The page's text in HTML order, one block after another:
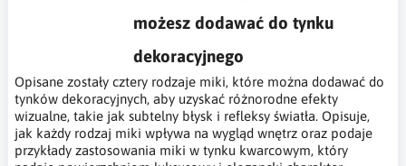
możesz dodawać do tynku
dekoracyjnego
Opisane zostały cztery rodzaje miki, które można dodawać do
tynków dekoracyjnych, aby uzyskać różnorodne efekty
wizualne, takie jak subtelny błysk i refleksy światła. Opisuje,
jak każdy rodzaj miki wpływa na wygląd wnętrz oraz podaje
przykłady zastosowania miki w tynku kwarcowym, który